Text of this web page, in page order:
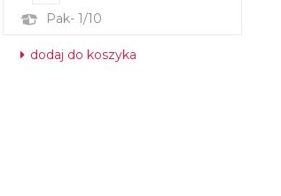
Pak- 1/10
dodaj do koszyka